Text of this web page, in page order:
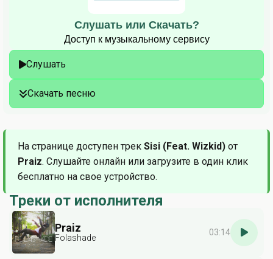
Слушать или Скачать?
Доступ к музыкальному сервису
Слушать
Скачать песню
На странице доступен трек Sisi (Feat. Wizkid) от
Praiz. Слушайте онлайн или загрузите в один клик
бесплатно на свое устройство.
Треки от исполнителя
Praiz
Folashade
03:14